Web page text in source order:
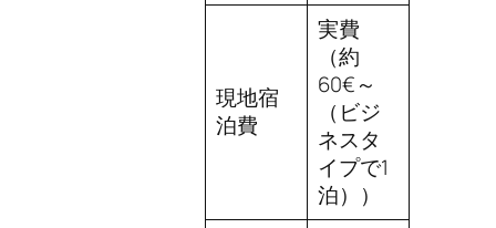
現地宿
泊費
実費
（約
60€～
（ビジ
ネスタ
イプで1
泊））